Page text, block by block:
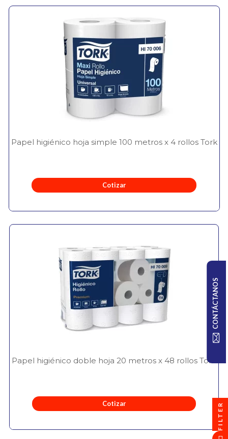
Papel higiénico hoja simple 100 metros x 4 rollos Tork
Cotizar
Papel higiénico doble hoja 20 metros x 48 rollos Tork
Cotizar
CONTÁCTANOS
FILTER